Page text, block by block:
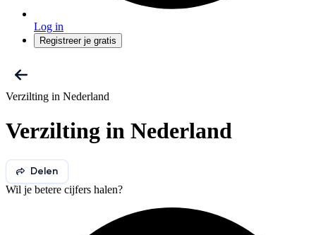
Log in
Registreer je gratis
Verzilting in Nederland
Verzilting in Nederland
Delen
Wil je betere cijfers halen?